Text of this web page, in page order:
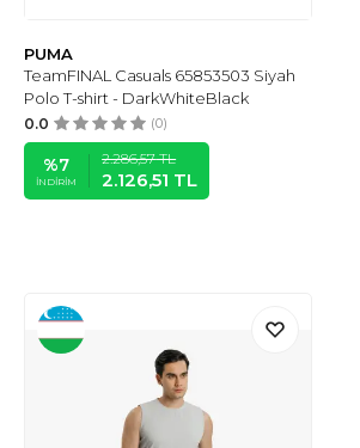
PUMA
TeamFINAL Casuals 65853503 Siyah
Polo T-shirt - DarkWhiteBlack
0.0 (0)
%7
İNDIRIM
2.286,57TL
2.126,51 TL